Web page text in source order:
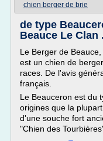
chien berger de brie
de type
Beauce Le Clan
Le Berger de
est un chien de
races. De l'avis
français.
Le Beauceron est du
origines que la
d'une souche fort
"Chien des